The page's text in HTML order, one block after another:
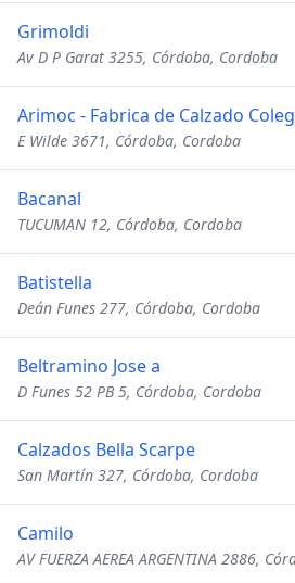
Grimoldi
Av D P Garat 3255, Córdoba, Cordoba
E Wilde 3671, Córdoba, Cordoba
Bacanal
TUCUMAN 12, Córdoba, Cordoba
Batistella
Deán Funes 277, Córdoba, Cordoba
Beltramino Jose a
D Funes 52 PB 5, Córdoba, Cordoba
Calzados Bella Scarpe
San Martín 327, Córdoba, Cordoba
Camilo
AV FUERZA AEREA ARGENTINA 2886,